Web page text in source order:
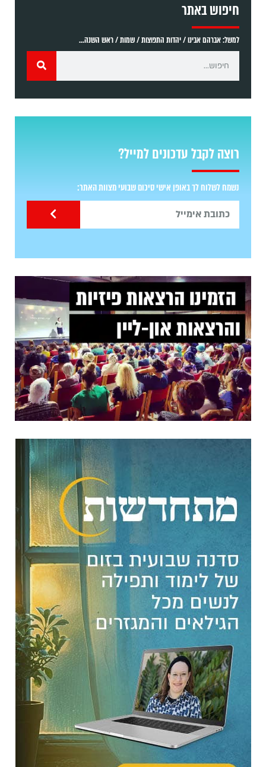
חיפוש באתר
למשל: אברהם אבינו / יהדות התפוצות / שמות / ראש השנה...
רוצה לקבל עדכונים למייל?
נשמח לשלוח לך באופן אישי סיכום שבועי מצוות האתר: